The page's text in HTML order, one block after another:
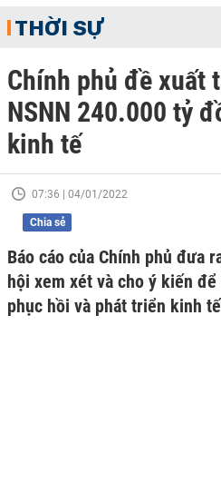
THỜI SỰ
Chính phủ đề xuất
NSNN 240.000 tỷ
kinh tế
07:36 | 04/01/2022
Chia sẻ
Báo cáo của Chính phủ đưa
hội xem xét và cho ý kiến
phục hồi và phát triển kinh